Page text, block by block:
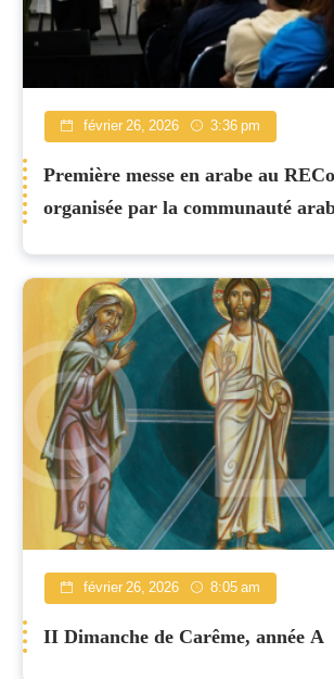
février 26, 2026 3:36 pm
Première messe en arabe au
organisée par la communauté
février 26, 2026 8:05 am
II Dimanche de Carême, année A